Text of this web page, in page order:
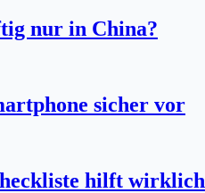
nur in China?
sicher vor
hilft wirklich